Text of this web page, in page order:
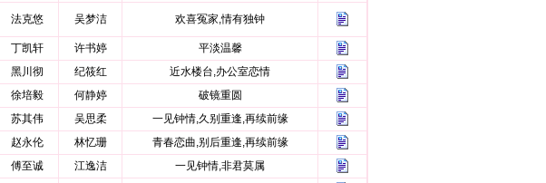
法克悠 吴梦洁 欢喜冤家,情有独钟
丁凯轩 许书婷
平淡温馨
黑川彻 纪筱红
近水楼台,办公室恋情
徐培毅 何静婷
破镜重圆
苏其伟 吴思柔
一见钟情,久别重逢,再续前缘
赵永伦 林忆珊
青春恋曲,别后重逢,再续前缘
傅至诚 江逸洁
一见钟情,非君莫属